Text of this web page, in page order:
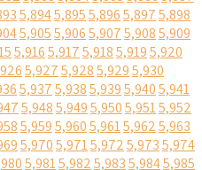
5,8945,8955,8965,8975,898
5,9055,9065,9075,9085,909
5,9165,9175,9185,9195,920
5,9275,9285,9295,930
5,9375,9385,9395,9405,941
5,9485,9495,9505,9515,952
5,9595,9605,9615,9625,963
5,9705,9715,9725,9735,974
5,9815,9825,9835,9845,985